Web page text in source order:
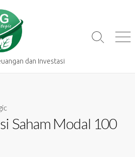
dan Investasi
Search
Saham Modal 100